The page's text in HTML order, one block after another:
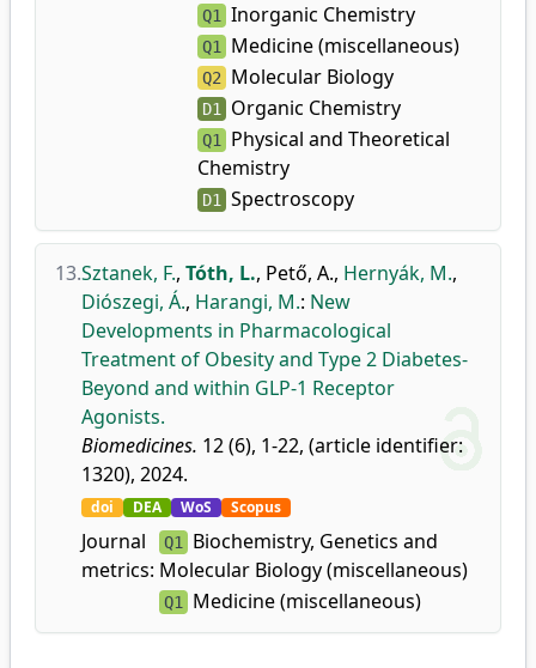
Q1 Inorganic Chemistry
Q1 Medicine (miscellaneous)
Q2 Molecular Biology
D1 Organic Chemistry
Q1 Physical and Theoretical
Chemistry
D1 Spectroscopy
13.Sztanek, F., Tóth, L., Pető, A., Hernyák, M.,
Diószegi, Á., Harangi, M.: New
Developments in Pharmacological
Treatment of Obesity and Type 2 Diabetes-
Beyond and within GLP-1 Receptor
Agonists.
Biomedicines. 12 (6), 1-22, (article identifier:
1320), 2024.
doi DEA WoS Scopus
Journal
metrics:
Q1 Biochemistry, Genetics and
Molecular Biology (miscellaneous)
Q1 Medicine (miscellaneous)